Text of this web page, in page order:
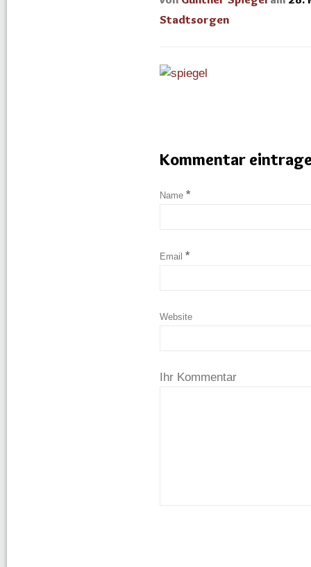
Stadtsorgen
Kommentar
Name *
Email *
Website
Ihr Kommentar